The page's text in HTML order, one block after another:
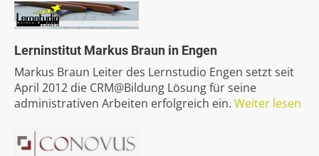
Lerninstitut Markus Braun in Engen
Markus Braun Leiter des Lernstudio Engen setzt seit
April 2012 die CRM@Bildung Lösung für seine
administrativen Arbeiten erfolgreich ein. Weiter lesen